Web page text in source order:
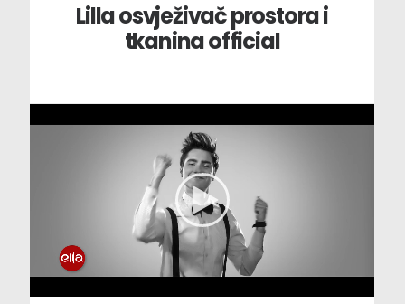
Lilla osvježivač prostora i
tkanina official